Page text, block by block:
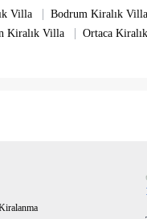
Villa | Bodrum Kiralık Villa
Kiralık Villa | Ortaca